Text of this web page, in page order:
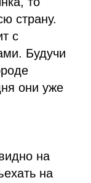
страну.
с
Будучи
они уже
на
на